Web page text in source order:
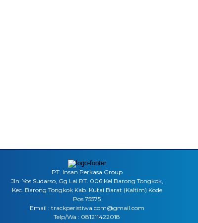
PT. Insan Perkasa Group
Jln. Yos Sudarso, Gg Lai RT. 006 Kel Barong Tongkok,
Kec. Barong Tongkok Kab. Kutai Barat (Kaltim) Kode
Pos 75575
Email : trackperistiwa.com@gmail.com
Telp/Wa : 081211422018